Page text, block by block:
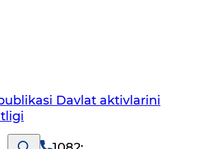
Davlat aktivlarini